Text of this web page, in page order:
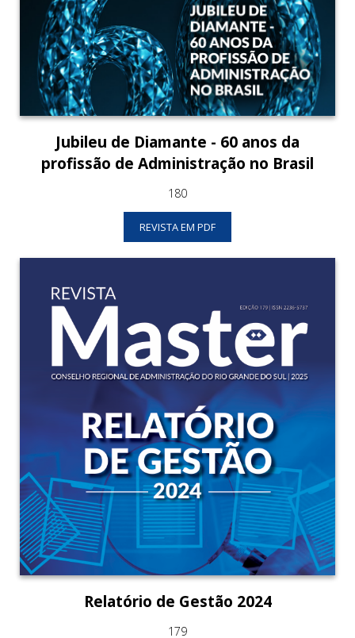
Jubileu de Diamante - 60 anos da
profissão de Administração no Brasil
180
REVISTA EM PDF
Relatório de Gestão 2024
179